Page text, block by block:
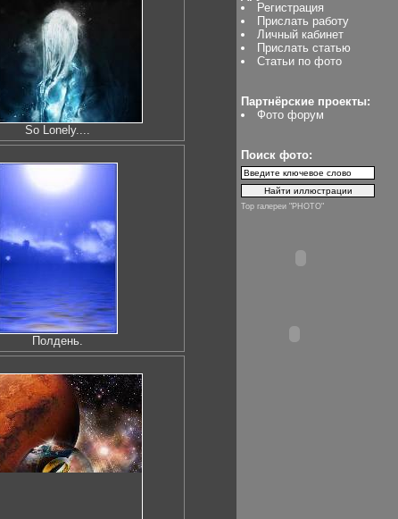
So Lonely....
Полдень.
Регистрация
Прислать работу
Личный кабинет
Прислать статью
Статьи по фото
Партнёрские проекты:
Фото форум
Поиск фото:
Top галереи "PHOTO"